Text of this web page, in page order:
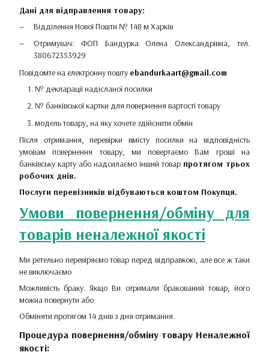
Дані для відправлення товару:
Відділення Нової Пошти № 148 м Харків
Отримувач: ФОП Бандурка Олена Олександрівна, тел.
380672353929
Повідомте на електронну пошту ebandurkaart@gmail.com
№ декларації надісланої посилки
№ банківської картки для повернення вартості товару
модель товару, на яку хочете здійснити обмін
Після отримання, перевірки вмісту посилки на відповідність
умовам повернення товару, ми повертаємо Вам гроші на
банківську карту або надсилаємо інший товар протягом трьох
робочих днів.
Послуги перевізників відбуваються коштом Покупця.
Умови повернення/обміну для
товарів неналежної якості
Ми ретельно перевіряємо товар перед відправкою, але все ж таки
не виключаємо
Можливість браку. Якщо Ви отримали бракований товар, його
можна повернути або
Обміняти протягом 14 днів з дня отримання.
Процедура повернення/обміну товару Неналежної
якості: